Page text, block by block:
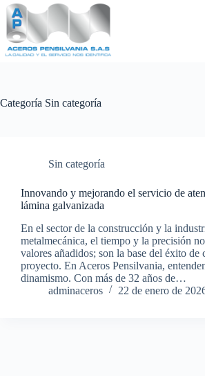
Saltar
contenido
Categoría Sin categoría
Sin categoría
Innovando y mejorando el servicio de
lámina galvanizada
En el sector de la construcción y la
metalmecánica, el tiempo y la precisión
valores añadidos; son la base del éxito de
proyecto. En Aceros Pensilvania,
dinamismo. Con más de 32 años de…
adminaceros
22 de enero de